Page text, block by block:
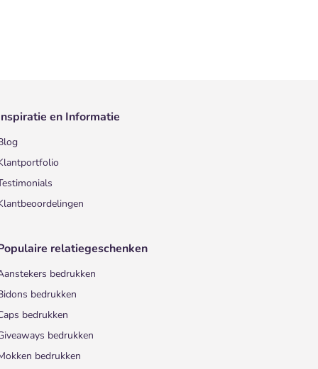
en Informatie
relatiegeschenken
bedrukken
bedrukken
bedrukken
bedrukken
bedrukken